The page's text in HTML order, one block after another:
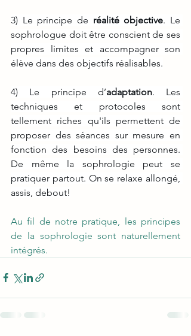
3) Le principe de réalité objective. Le
sophrologue doit être conscient de ses
propres limites et accompagner son
élève dans des objectifs réalisables.
4) Le principe d’adaptation. Les
techniques et protocoles sont
tellement riches qu'ils permettent de
proposer des séances sur mesure en
fonction des besoins des personnes.
De même la sophrologie peut se
pratiquer partout. On se relaxe allongé,
assis, debout!
Au fil de notre pratique, les principes
de la sophrologie sont naturellement
intégrés.